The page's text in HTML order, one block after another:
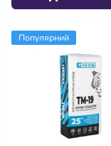
Популярний